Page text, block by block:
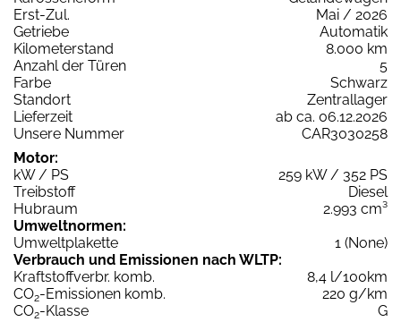
Erst-Zul.
Mai / 2026
Getriebe
Automatik
Kilometerstand
8.000 km
Anzahl der Türen
5
Farbe
Schwarz
Standort
Zentrallager
Lieferzeit
ab ca. 06.12.2026
Unsere Nummer
CAR3030258
Motor:
kW / PS
259 kW / 352 PS
Treibstoff
Diesel
Hubraum
2.993 cm³
Umweltnormen:
Umweltplakette
1 (None)
Verbrauch und Emissionen nach WLTP:
Kraftstoffverbr. komb.
8,4 l/100km
CO2-Emissionen komb.
220 g/km
CO2-Klasse
G